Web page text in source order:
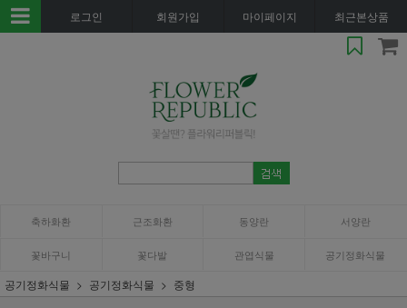
로그인 회원가입 마이페이지 최근본상품
축하화환 근조화환 동양란 서양란
꽃바구니 꽃다발 관엽식물 공기정화식물
공기정화식물 공기정화식물 중형